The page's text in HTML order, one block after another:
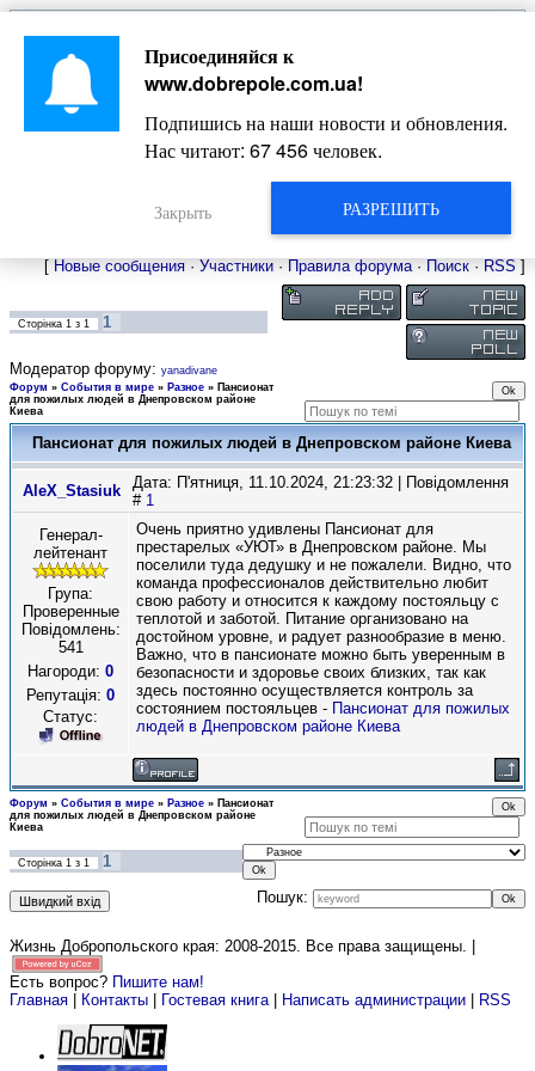
Главная
Новости
Довідкова
Фото
Оголошення
Видео
Жизнь Добропольского края
[ Новые сообщения · Участники · Правила форума· Поиск · RSS ]
Сторінка 1 з 1 1
Модератор форуму: yanadivane
Форум » События в мире » Разное » Пансионат
для пожилых людей в Днепровском районе
Киева
Пансионат для пожилых людей в Днепровском районе Киева
AleX_Stasiuk
Дата: П'ятниця, 11.10.2024, 21:23:32 | Повідомлення
# 1
Генерал-
лейтенант
Група:
Проверенные
Повідомлень:
541
Нагороди: 0
Репутація: 0
Статус:
Очень приятно удивлены Пансионат для
престарелых «УЮТ» в Днепровском районе. Мы
поселили туда дедушку и не пожалели. Видно, что
команда профессионалов действительно любит
свою работу и относится к каждому постояльцу с
теплотой и заботой. Питание организовано на
достойном уровне, и радует разнообразие в меню.
Важно, что в пансионате можно быть уверенным в
безопасности и здоровье своих близких, так как
здесь постоянно осуществляется контроль за
состоянием постояльцев - Пансионат для пожилых
людей в Днепровском районе Киева
Форум » События в мире » Разное » Пансионат
для пожилых людей в Днепровском районе
Киева
Сторінка 1 з 1
1
Пошук:
Жизнь Добропольского края: 2008-2015. Все права защищены. |
Есть вопрос? Пишите нам!
Главная
Контакты Гостевая книга| Написать администрации RSS
Присоединяйся к
www.dobrepole.com.ua!
Подпишись на наши новости и обновления.
Нас читают: 67 456человек.
РАЗРЕШИТЬ
Закрыть